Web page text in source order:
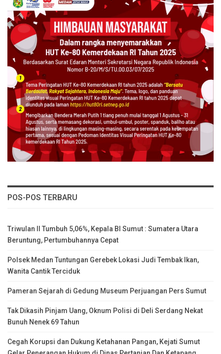
POS-POS TERBARU
Triwulan II Tumbuh 5,06%, Kepala BI Sumut : Sumatera Utara
Beruntung, Pertumbuhannya Cepat
Polsek Medan Tuntungan Gerebek Lokasi Judi Tembak Ikan,
Wanita Cantik Terciduk
Pameran Sejarah di Gedung Museum Perjuangan Pers Sumut
Tak Dikasih Pinjam Uang, Oknum Polisi di Deli Serdang Nekat
Bunuh Nenek 69 Tahun
Cegah Korupsi dan Dukung Ketahanan Pangan, Kejati Sumut